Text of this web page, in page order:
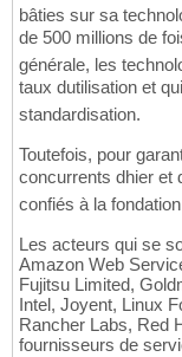
bâties sur sa
de 500 millions de
générale, les
taux dutilisation et
standardisation.
Toutefois, pour
concurrents dhier et
confiés à la
Les acteurs qui se
Amazon Web
Fujitsu Limited,
Intel, Joyent, Linux
Rancher Labs, Red
fournisseurs de